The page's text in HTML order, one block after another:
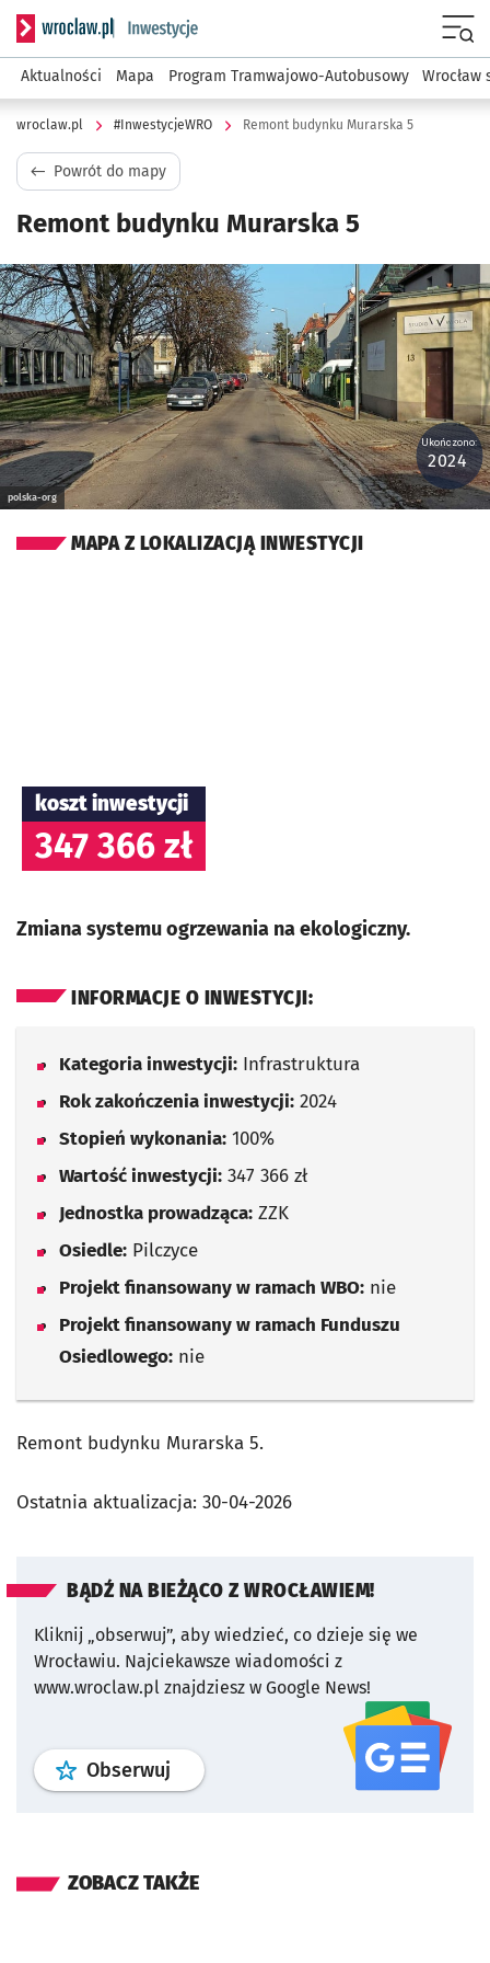
Serwis informacyjny wroclaw.pl podserwis:
Aktualności Mapa Program Tramwajowo-Autobusowy Wrocław
wroclaw.pl #InwestycjeWRO Remont budynku Murarska 5
Powrót do mapy
Remont budynku Murarska 5
Kliknij, aby powiększyć
polska-org
Ukończono:
2024
MAPA Z LOKALIZACJĄ INWESTYCJI
koszt inwestycji
347 366 zł
Zmiana systemu ogrzewania na ekologiczny.
INFORMACJE O INWESTYCJI:
Kategoria inwestycji: Infrastruktura
Rok zakończenia inwestycji: 2024
Stopień wykonania: 100%
Wartość inwestycji: 347 366 zł
Jednostka prowadząca: ZZK
Osiedle: Pilczyce
Projekt finansowany w ramach WBO: nie
Projekt finansowany w ramach Funduszu
Osiedlowego: nie
Remont budynku Murarska 5.
Ostatnia aktualizacja: 30-04-2026
BĄDŹ NA BIEŻĄCO Z WROCŁAWIEM!
Kliknij „obserwuj”, aby wiedzieć, co dzieje się we
Wrocławiu. Najciekawsze wiadomości z
www.wroclaw.pl znajdziesz w Google News!
Obserwuj profil serwisu
ZOBACZ TAKŻE